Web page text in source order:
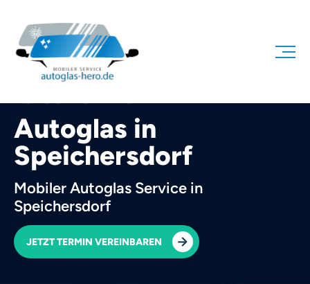
Autoglas in
Speichersdorf
Mobiler Autoglas Service in
Speichersdorf
JETZT TERMIN VEREINBAREN